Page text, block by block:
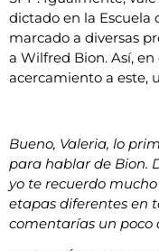
dictado en la Escuela
marcado a diversas
a Wilfred Bion. Así,
acercamiento a este,
Bueno, Valeria, lo
para hablar de Bion.
yo te recuerdo
etapas diferentes en
comentarías un poco